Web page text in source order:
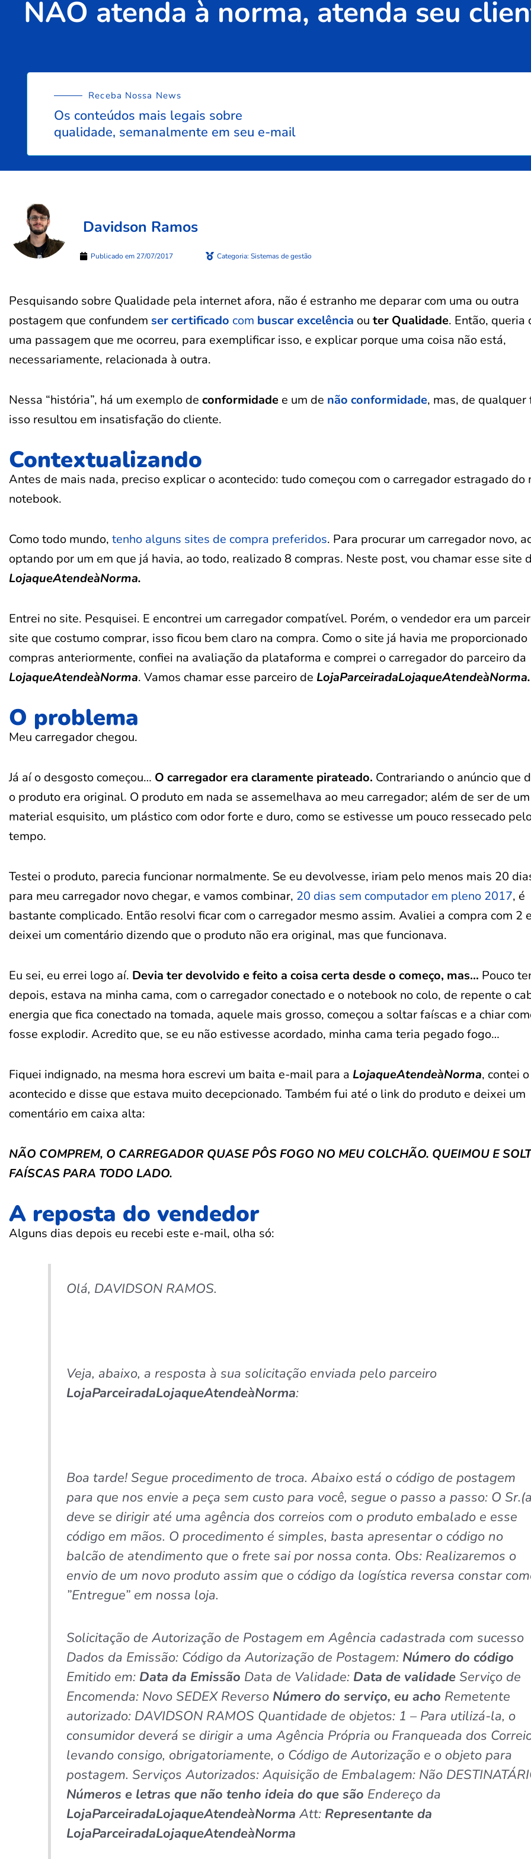
NÃO atenda à norma, atenda seu
Receba Nossa News
Os conteúdos mais legais sobre
qualidade, semanalmente em seu e-mail
Davidson Ramos
Publicado em 27/07/2017 Categoria: Sistemas de gestão
Pesquisando sobre Qualidade pela internet afora, não é estranho me deparar com uma ou outra
postagem que confundem ser certificado com buscar excelência ou ter Qualidade. Então, queria
uma passagem que me ocorreu, para exemplificar isso, e explicar porque uma coisa não está,
necessariamente, relacionada à outra.
Nessa “história”, há um exemplo de conformidade e um de não conformidade, mas, de qualquer
isso resultou em insatisfação do cliente.
Contextualizando
Antes de mais nada, preciso explicar o acontecido: tudo começou com o carregador estragado do
notebook.
Como todo mundo, tenho alguns sites de compra preferidos. Para procurar um carregador novo,
optando por um em que já havia, ao todo, realizado 8 compras. Neste post, vou chamar esse site
LojaqueAtendeàNorma.
Entrei no site. Pesquisei. E encontrei um carregador compatível. Porém, o vendedor era um
site que costumo comprar, isso ficou bem claro na compra. Como o site já havia me proporcionado
compras anteriormente, confiei na avaliação da plataforma e comprei o carregador do parceiro da
LojaqueAtendeàNorma. Vamos chamar esse parceiro de LojaParceiradaLojaqueAtendeàNorma.
O problema
Meu carregador chegou.
Já aí o desgosto começou… O carregador era claramente pirateado. Contrariando o anúncio que
o produto era original. O produto em nada se assemelhava ao meu carregador; além de ser de um
material esquisito, um plástico com odor forte e duro, como se estivesse um pouco ressecado
tempo.
Testei o produto, parecia funcionar normalmente. Se eu devolvesse, iriam pelo menos mais 20
para meu carregador novo chegar, e vamos combinar, 20 dias sem computador em pleno 2017, é
bastante complicado. Então resolvi ficar com o carregador mesmo assim. Avaliei a compra com 2
deixei um comentário dizendo que o produto não era original, mas que funcionava.
Eu sei, eu errei logo aí. Devia ter devolvido e feito a coisa certa desde o começo, mas… Pouco
depois, estava na minha cama, com o carregador conectado e o notebook no colo, de repente o
energia que fica conectado na tomada, aquele mais grosso, começou a soltar faíscas e a chiar
fosse explodir. Acredito que, se eu não estivesse acordado, minha cama teria pegado fogo…
Fiquei indignado, na mesma hora escrevi um baita e-mail para a LojaqueAtendeàNorma, contei o
acontecido e disse que estava muito decepcionado. Também fui até o link do produto e deixei um
comentário em caixa alta:
NÃO COMPREM, O CARREGADOR QUASE PÔS FOGO NO MEU COLCHÃO. QUEIMOU E
FAÍSCAS PARA TODO LADO.
A reposta do vendedor
Alguns dias depois eu recebi este e-mail, olha só:
Olá, DAVIDSON RAMOS.
Veja, abaixo, a resposta à sua solicitação enviada pelo parceiro
LojaParceiradaLojaqueAtendeàNorma:
Boa tarde! Segue procedimento de troca. Abaixo está o código de postagem
para que nos envie a peça sem custo para você, segue o passo a passo: O
deve se dirigir até uma agência dos correios com o produto embalado e esse
código em mãos. O procedimento é simples, basta apresentar o código no
balcão de atendimento que o frete sai por nossa conta. Obs: Realizaremos o
envio de um novo produto assim que o código da logística reversa constar
”Entregue” em nossa loja.
Solicitação de Autorização de Postagem em Agência cadastrada com sucesso
Dados da Emissão: Código da Autorização de Postagem: Número do código
Emitido em: Data da Emissão Data de Validade: Data de validade Serviço de
Encomenda: Novo SEDEX Reverso Número do serviço, eu acho Remetente
autorizado: DAVIDSON RAMOS Quantidade de objetos: 1 – Para utilizá-la, o
consumidor deverá se dirigir a uma Agência Própria ou Franqueada dos
levando consigo, obrigatoriamente, o Código de Autorização e o objeto para
postagem. Serviços Autorizados: Aquisição de Embalagem: Não
Números e letras que não tenho ideia do que são Endereço da
LojaParceiradaLojaqueAtendeàNorma Att: Representante da
LojaParceiradaLojaqueAtendeàNorma